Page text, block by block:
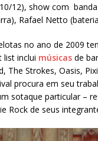
12), show com
Rafael Netto
no ano de 2009
list inclui músicas de
The Strokes, Oasis,
procura em seu
sotaque particular –
Rock de seus